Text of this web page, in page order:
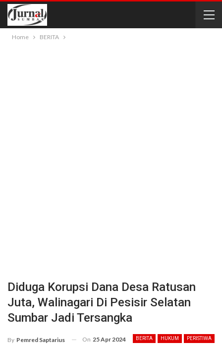
Home BERITA
Diduga Korupsi Dana Desa Ratusan
Juta, Walinagari Di Pesisir Selatan
Sumbar Jadi Tersangka
BERITA HUKUM PERISTIWA
By Pemred Saptarius On 25 Apr 2024